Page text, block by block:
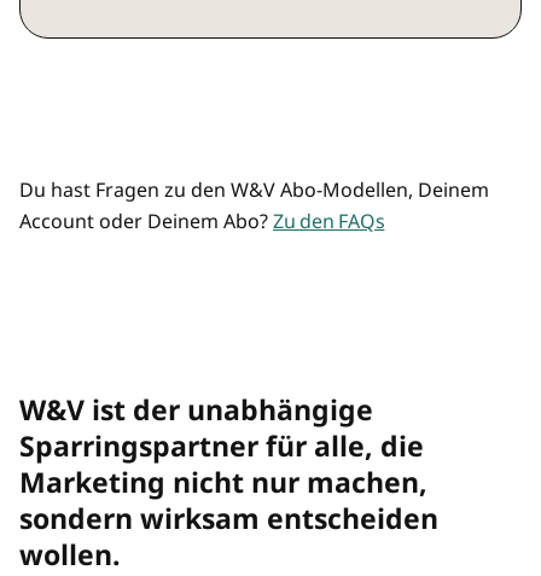
Preisvorteil durch Mehrplatz-Zugänge
Commerce
Top-Listen und Rankings
W&V Magazin im digitalen Archiv
Preisvorteil bei allen W&V Events
Preisvorteil durch Mehrplatz-Zugänge
Du hast Fragen zu den W&V Abo-Modellen, Deinem
Account oder Deinem Abo?Zu den FAQs
W&V ist der unabhängige
Sparringspartner für alle, die
Marketing nicht nur machen,
sondern wirksam entscheiden
wollen.